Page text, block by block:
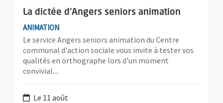
La dictée d'Angers seniors animation
ANIMATION
Le service Angers seniors animation du Centre
communal d'action sociale vous invite à tester vos
qualités en orthographe lors d'un moment
convivial....
Le 11 août